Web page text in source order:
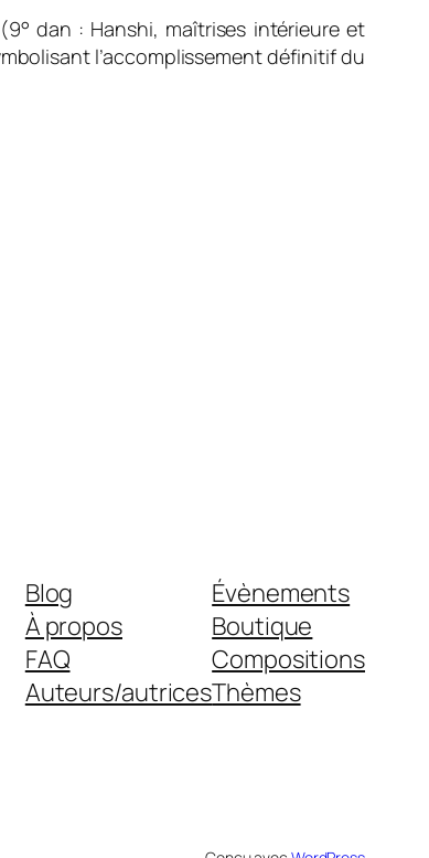
dan : Hanshi, maîtrises intérieure et
l’accomplissement définitif du
Blog
À propos
FAQ
Auteurs/autrices
Évènements
Boutique
Compositions
Thèmes